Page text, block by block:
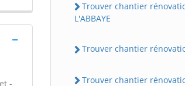
-
Trouver chantier
L'ABBAYE
Trouver chantier
Trouver chantier